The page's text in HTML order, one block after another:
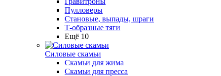
Пулловеры
Становые, выпады, шраги
Т-образные тяги
Ещё 10
Силовые скамьи
Скамьи для жима
Скамьи для пресса